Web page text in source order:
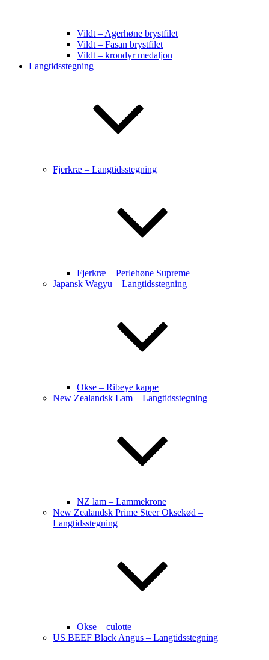
Vildt – Agerhøne brystfilet
Vildt – Fasan brystfilet
Vildt – krondyr medaljon
Langtidsstegning
Fjerkræ – Langtidsstegning
Fjerkræ – Perlehøne Supreme
Japansk Wagyu – Langtidsstegning
Okse – Ribeye kappe
New Zealandsk Lam – Langtidsstegning
NZ lam – Lammekrone
New Zealandsk Prime Steer Oksekød –
Langtidsstegning
Okse – culotte
US BEEF Black Angus – Langtidsstegning